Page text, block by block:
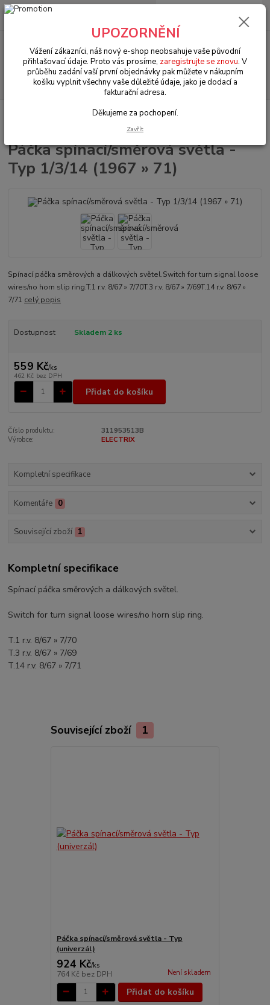
Menu
Hledat
+420 602 330 329
0 Kč
VW Brouk/Cabrio Typ 1
Elektrodíly (Other electrical parts)
Páčka spínací/směrová světla -
Typ 1/3/14 (1967 » 71)
Spínací páčka směrových a dálkových světel.Switch for turn signal loose
wires/no horn slip ring.T.1 r.v. 8/67 » 7/70T.3 r.v. 8/67 » 7/69T.14 r.v. 8/67 »
7/71 celý popis
Dostupnost Skladem 2 ks
559 Kč/ks
462 Kč bez DPH
Přidat do košíku
Číslo produktu:
311953513B
Výrobce:
ELECTRIX
Kompletní specifikace
Komentáře 0
Související zboží 1
Kompletní specifikace
Spínací páčka směrových a dálkových světel.
Switch for turn signal loose wires/no horn slip ring.
T.1 r.v. 8/67 » 7/70
T.3 r.v. 8/67 » 7/69
T.14 r.v. 8/67 » 7/71
Související zboží 1
Páčka spínací/směrová světla - Typ
(univerzál)
924 Kč/ks
764 Kč bez DPH Není skladem
Přidat do košíku
UPOZORNĚNÍ
Vážení zákazníci, náš nový e-shop neobsahuje vaše původní
přihlašovací údaje. Proto vás prosíme, zaregistrujte se znovu. V
průběhu zadání vaší první objednávky pak můžete v nákupním
košíku vyplnit všechny vaše důležité údaje, jako je dodací a
fakturační adresa.
Děkujeme za pochopení.
Zavřít